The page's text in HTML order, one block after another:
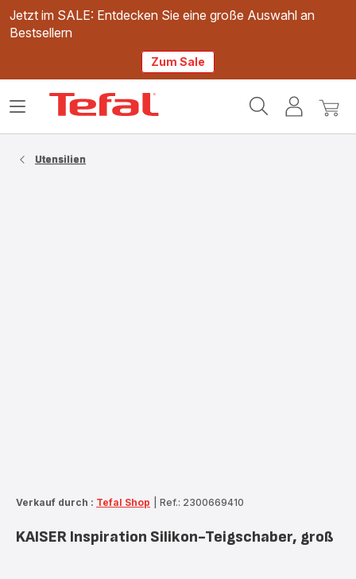
Jetzt im SALE: Entdecken Sie eine große Auswahl an
Bestsellern
Zum Sale
Mein
Mein
Das
Utensilien
Verkauf durch : Tefal Shop Ref.: 2300669410
KAISER Inspiration Silikon-Teigschaber, groß